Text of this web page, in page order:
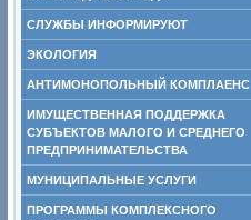
СЛУЖБЫ ИНФОРМИРУЮТ
ЭКОЛОГИЯ
АНТИМОНОПОЛЬНЫЙ КОМПЛАЕНС
ИМУЩЕСТВЕННАЯ ПОДДЕРЖКА
СУБЪЕКТОВ МАЛОГО И СРЕДНЕГО
ПРЕДПРИНИМАТЕЛЬСТВА
МУНИЦИПАЛЬНЫЕ УСЛУГИ
ПРОГРАММЫ КОМПЛЕКСНОГО